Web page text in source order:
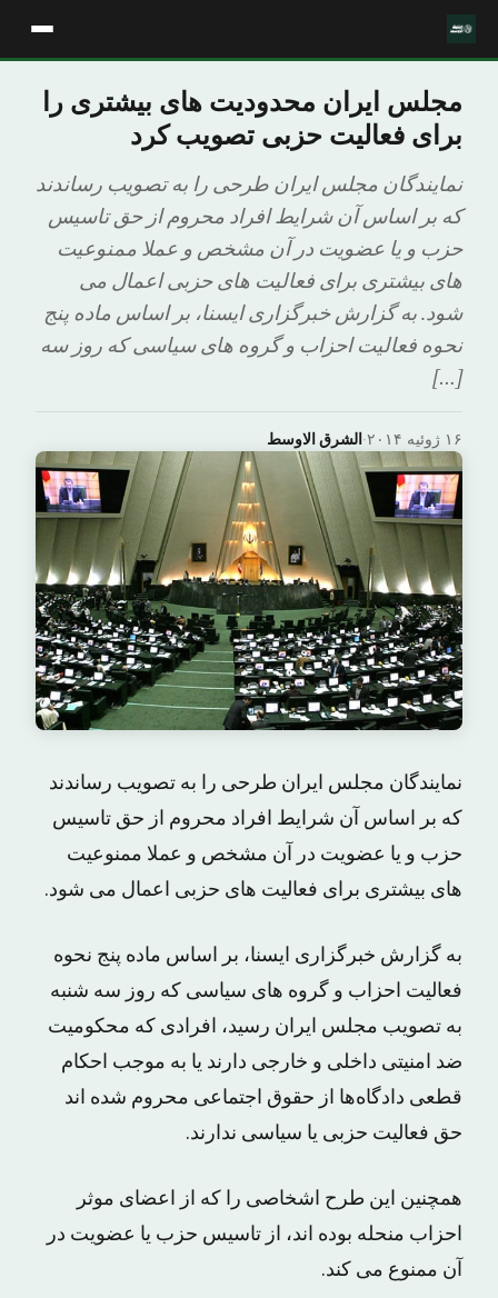
مجلس ایران محدودیت های بیشتری را
برای فعالیت حزبی تصویب کرد
نمایندگان مجلس ایران طرحی را به تصویب رساندند
که بر اساس آن شرایط افراد محروم از حق تاسیس
حزب و یا عضویت در آن مشخص و عملا ممنوعیت
های بیشتری برای فعالیت های حزبی اعمال می
شود. به گزارش خبرگزاری ایسنا، بر اساس ماده پنج
نحوه فعالیت احزاب و گروه های سیاسی که روز سه
[…]
الشرق الاوسط· ۱۶ ژوئیه ۲۰۱۴
نمایندگان مجلس ایران طرحی را به تصویب رساندند
که بر اساس آن شرایط افراد محروم از حق تاسیس
حزب و یا عضویت در آن مشخص و عملا ممنوعیت
های بیشتری برای فعالیت های حزبی اعمال می شود.
به گزارش خبرگزاری ایسنا، بر اساس ماده پنج نحوه
فعالیت احزاب و گروه های سیاسی که روز سه شنبه
به تصویب مجلس ایران رسید، افرادی که محکومیت
ضد امنیتی داخلی و خارجی دارند یا به موجب احکام
قطعی دادگاه‌ها از حقوق اجتماعی محروم شده ‌اند
حق فعالیت حزبی یا سیاسی ندارند.
همچنین این طرح اشخاصی را که از اعضای موثر
احزاب منحله بوده‌ اند، از تاسیس حزب یا عضویت در
آن ممنوع می کند.